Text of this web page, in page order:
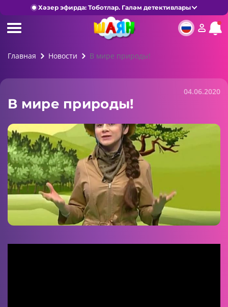
Хәзер эфирда: Тоботлар. Галәм детективлары
Главная Новости В мире природы!
04.06.2020
В мире природы!